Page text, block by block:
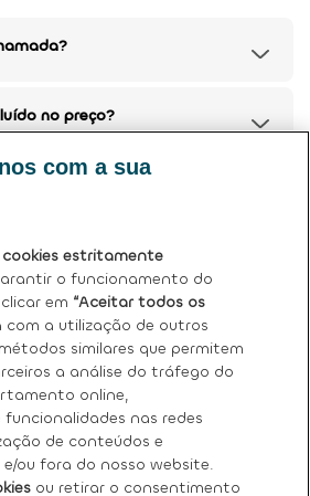
no preço?
carro atual?
perguntas frequentes (FAQ)
com a sua
cookies estritamente
o funcionamento do
em “Aceitar todos os
com a utilização de outros
similares que permitem
a análise do tráfego do
online,
nas redes
de conteúdos e
ou fora do nosso website.
ou retirar o consentimento